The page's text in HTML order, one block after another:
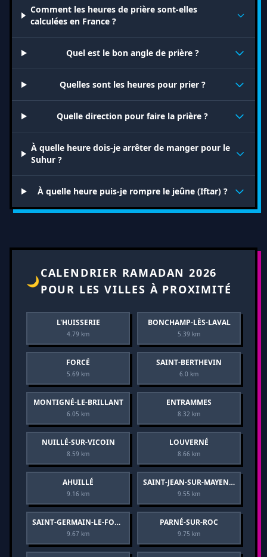
Comment les heures de prière sont-elles
calculées en France ?
Quel est le bon angle de prière ?
Quelles sont les heures pour prier ?
Quelle direction pour faire la prière ?
À quelle heure dois-je arrêter de manger pour le
Suhur ?
À quelle heure puis-je rompre le jeûne (Iftar) ?
🌙
CALENDRIER RAMADAN 2026
POUR LES VILLES À PROXIMITÉ
L'HUISSERIE
4.79 km
BONCHAMP-LÈS-LAVAL
5.39 km
FORCÉ
5.69 km
SAINT-BERTHEVIN
6.0 km
MONTIGNÉ-LE-BRILLANT
6.05 km
ENTRAMMES
8.32 km
NUILLÉ-SUR-VICOIN
8.59 km
LOUVERNÉ
8.66 km
AHUILLÉ
9.16 km
SAINT-JEAN-SUR-MAYENNE
9.55 km
SAINT-GERMAIN-LE-FOUILLOUX
9.67 km
PARNÉ-SUR-ROC
9.75 km